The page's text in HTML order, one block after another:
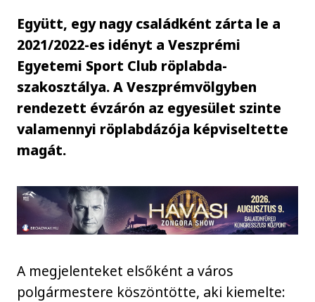
Együtt, egy nagy családként zárta le a
2021/2022-es idényt a Veszprémi
Egyetemi Sport Club röplabda-
szakosztálya. A Veszprémvölgyben
rendezett évzárón az egyesület szinte
valamennyi röplabdázója képviseltette
magát.
A megjelenteket elsőként a város
polgármestere köszöntötte, aki kiemelte: